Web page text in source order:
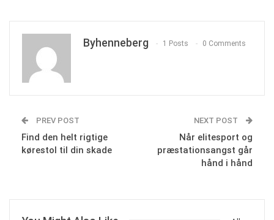
Byhenneberg 1 Posts 0 Comments
PREV POST
Find den helt rigtige
kørestol til din skade
NEXT POST
Når elitesport og
præstationsangst går
hånd i hånd